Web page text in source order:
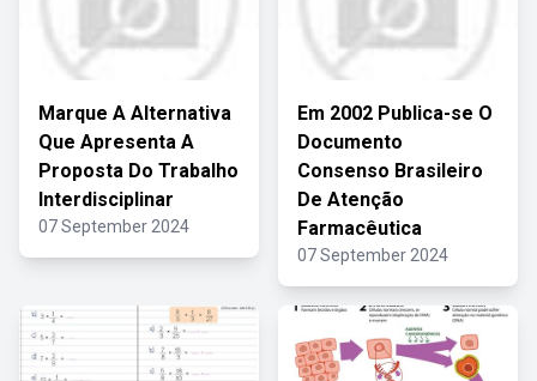
Marque A Alternativa
Que Apresenta A
Proposta Do Trabalho
Interdisciplinar
07 September 2024
Em 2002 Publica-se O
Documento
Consenso Brasileiro
De Atenção
Farmacêutica
07 September 2024